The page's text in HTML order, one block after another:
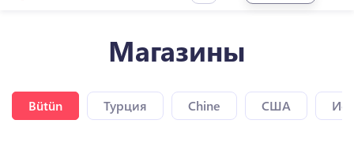
Магазины
Bütün Турция Chine США